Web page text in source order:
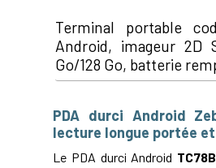
Terminal portable
Android, imageur 2D
Go/128 Go, batterie
PDA durci Android
lecture longue portée
Le PDA durci Android